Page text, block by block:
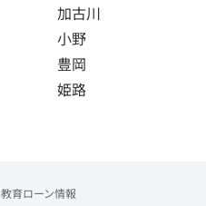
加古川
小野
豊岡
姫路
教育ローン情報